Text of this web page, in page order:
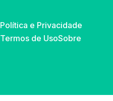
Política e Privacidade
Termos de UsoSobre